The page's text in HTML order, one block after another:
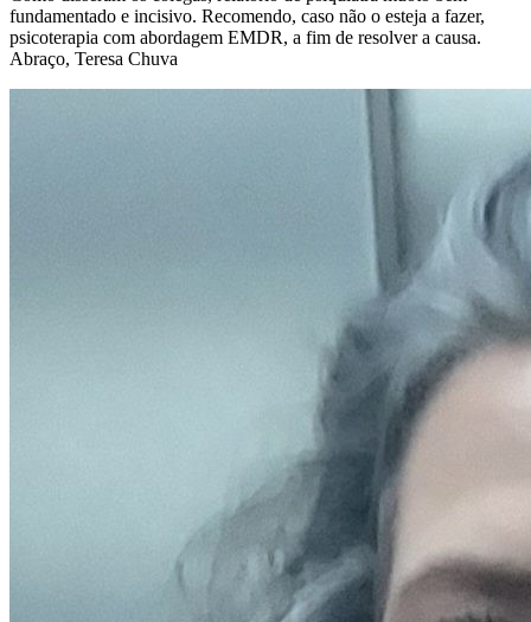
fundamentado e incisivo. Recomendo, caso não o esteja a fazer,
psicoterapia com abordagem EMDR, a fim de resolver a causa.
Abraço, Teresa Chuva